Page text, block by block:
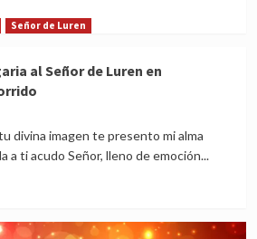
Señor de Luren
al Señor de Luren en
divina imagen te presento mi alma
a ti acudo Señor, lleno de emoción...